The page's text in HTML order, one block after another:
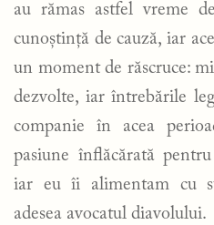
au rămas astfel vreme
cunoștință de cauză, iar
un moment de răscruce:
dezvolte, iar întrebările
companie în acea
pasiune înflăcărată
iar eu îi alimentam cu
adesea avocatul diavolului.